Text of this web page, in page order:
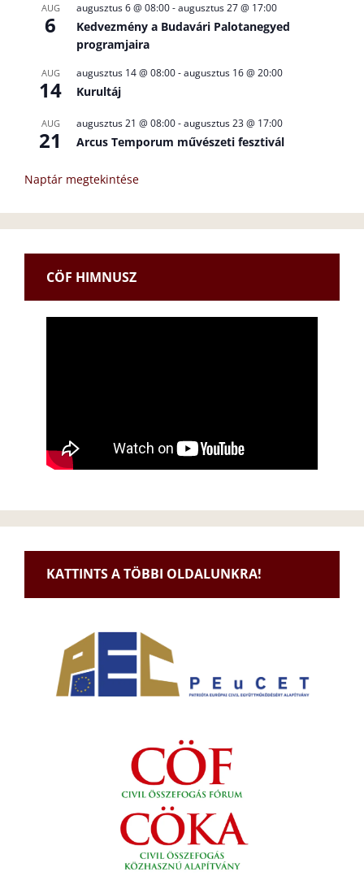
AUG
6
augusztus 6 @ 08:00-augusztus 27 @ 17:00
Kedvezmény a Budavári Palotanegyed
programjaira
AUG
14
augusztus 14 @ 08:00-augusztus 16 @ 20:00
Kurultáj
AUG
21
augusztus 21 @ 08:00-augusztus 23 @ 17:00
Arcus Temporum művészeti fesztivál
Naptár megtekintése
CÖF HIMNUSZ
KATTINTS A TÖBBI OLDALUNKRA!